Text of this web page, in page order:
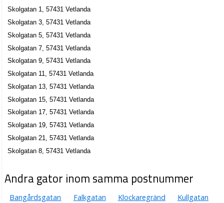
Skolgatan 1, 57431 Vetlanda
Skolgatan 3, 57431 Vetlanda
Skolgatan 5, 57431 Vetlanda
Skolgatan 7, 57431 Vetlanda
Skolgatan 9, 57431 Vetlanda
Skolgatan 11, 57431 Vetlanda
Skolgatan 13, 57431 Vetlanda
Skolgatan 15, 57431 Vetlanda
Skolgatan 17, 57431 Vetlanda
Skolgatan 19, 57431 Vetlanda
Skolgatan 21, 57431 Vetlanda
Skolgatan 8, 57431 Vetlanda
Andra gator inom samma postnummer
Bangårdsgatan Falkgatan Klockaregränd
Kullgatan